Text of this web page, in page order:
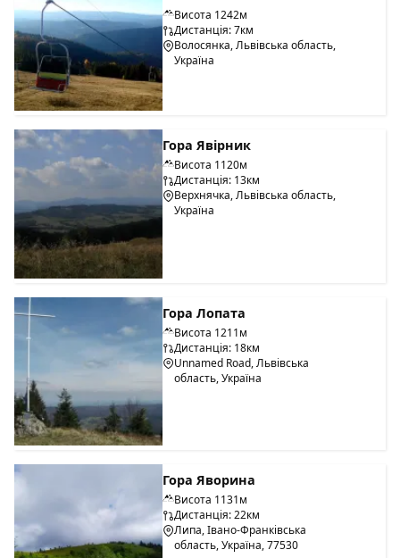
Висота 1242м
Дистанція: 7км
Волосянка, Львівська область,
Україна
Гора Явірник
Висота 1120м
Дистанція: 13км
Верхнячка, Львівська область,
Україна
Гора Лопата
Висота 1211м
Дистанція: 18км
Unnamed Road, Львівська
область, Україна
Гора Яворина
Висота 1131м
Дистанція: 22км
Липа, Івано-Франківська
область, Україна, 77530